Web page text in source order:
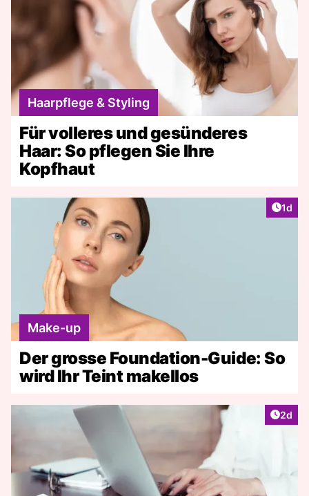
Haarpflege & Styling
Für volleres und gesünderes
Haar: So pflegen Sie Ihre
Kopfhaut
1d
Make-up
Der grosse Foundation-Guide: So
wird Ihr Teint makellos
2d